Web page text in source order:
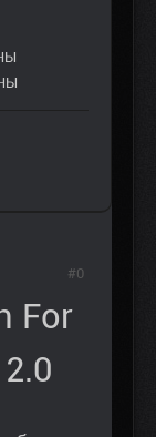
For
#0